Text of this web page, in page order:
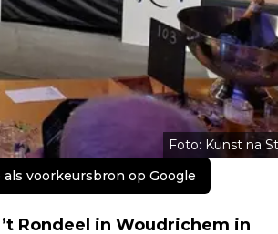
Foto: Kunst na
als voorkeursbron op Google
Rondeel in Woudrichem in